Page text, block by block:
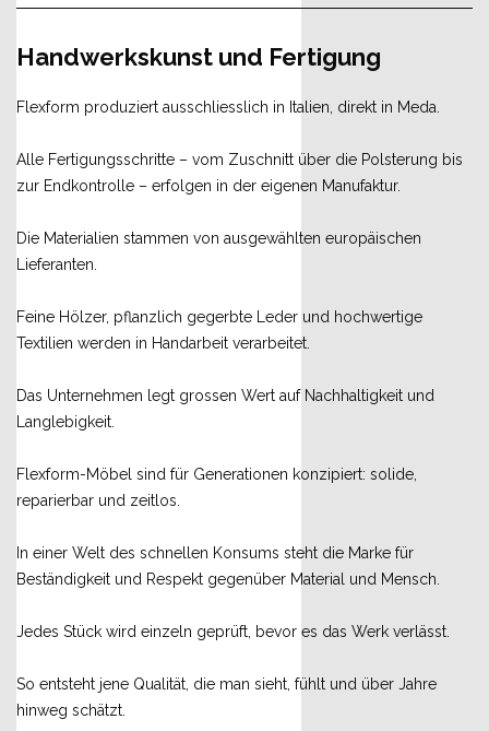
Handwerkskunst und Fertigung
Flexform produziert ausschliesslich in Italien, direkt in Meda.
Alle Fertigungsschritte – vom Zuschnitt über die Polsterung bis
zur Endkontrolle – erfolgen in der eigenen Manufaktur.
Die Materialien stammen von ausgewählten europäischen
Lieferanten.
Feine Hölzer, pflanzlich gegerbte Leder und hochwertige
Textilien werden in Handarbeit verarbeitet.
Das Unternehmen legt grossen Wert auf Nachhaltigkeit und
Langlebigkeit.
Flexform-Möbel sind für Generationen konzipiert: solide,
reparierbar und zeitlos.
In einer Welt des schnellen Konsums steht die Marke für
Beständigkeit und Respekt gegenüber Material und Mensch.
Jedes Stück wird einzeln geprüft, bevor es das Werk verlässt.
So entsteht jene Qualität, die man sieht, fühlt und über Jahre
hinweg schätzt.